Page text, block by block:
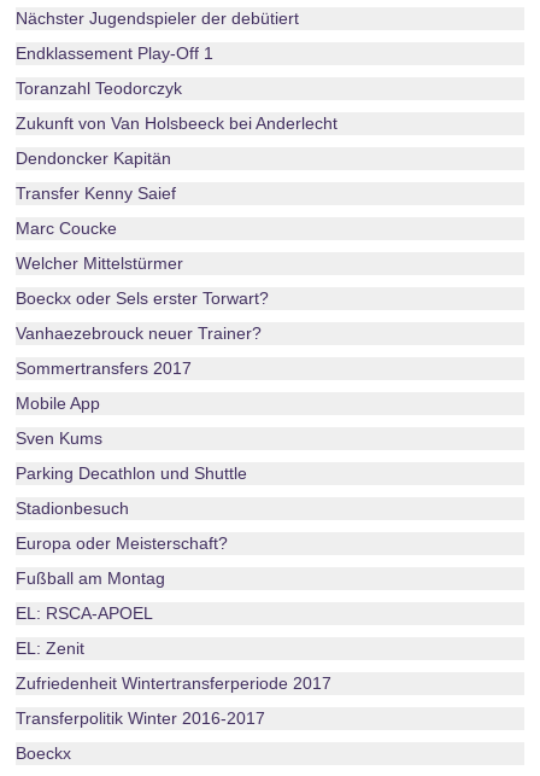
Nächster Jugendspieler der debütiert
Endklassement Play-Off 1
Toranzahl Teodorczyk
Zukunft von Van Holsbeeck bei Anderlecht
Dendoncker Kapitän
Transfer Kenny Saief
Marc Coucke
Welcher Mittelstürmer
Boeckx oder Sels erster Torwart?
Vanhaezebrouck neuer Trainer?
Sommertransfers 2017
Mobile App
Sven Kums
Parking Decathlon und Shuttle
Stadionbesuch
Europa oder Meisterschaft?
Fußball am Montag
EL: RSCA-APOEL
EL: Zenit
Zufriedenheit Wintertransferperiode 2017
Transferpolitik Winter 2016-2017
Boeckx